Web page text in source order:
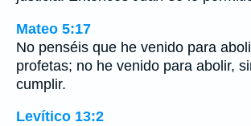
Mateo 5:17
No penséis que he venido para
profetas; no he venido para abolir,
cumplir.
Levítico 13:2